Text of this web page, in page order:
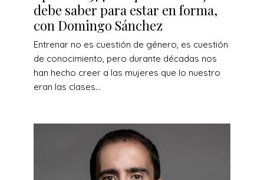
debe saber para estar en forma,
con Domingo Sánchez
Entrenar no es cuestión de género, es cuestión
de conocimiento, pero durante décadas nos
han hecho creer a las mujeres que lo nuestro
eran las clases...